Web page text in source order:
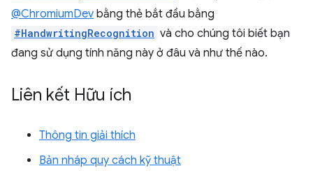
@ChromiumDev bằng thẻ bắt đầu bằng
#HandwritingRecognition và cho chúng tôi biết bạn
đang sử dụng tính năng này ở đâu và như thế nào.
Liên kết Hữu ích
Thông tin giải thích
Bản nháp quy cách kỹ thuật